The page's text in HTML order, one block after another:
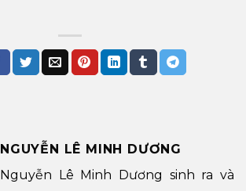
NGUYỄN LÊ MINH DƯƠNG
Nguyễn Lê Minh Dương sinh ra và